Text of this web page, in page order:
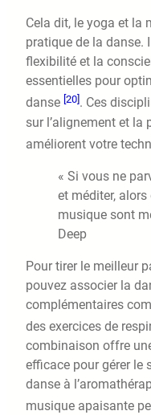
Cela dit, le yoga et la
pratique de la danse.
flexibilité et la
essentielles pour
danse [20]. Ces
sur l’alignement et la
améliorent votre
« Si vous ne
et méditer,
musique sont
Deep
Pour tirer le meilleur
pouvez associer la
complémentaires
des exercices de
combinaison offre
efficace pour gérer le
danse à
musique apaisante